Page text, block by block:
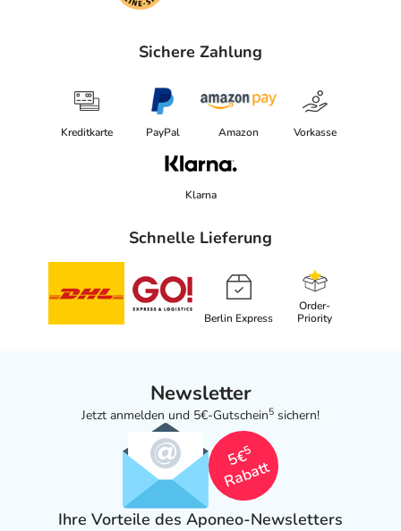
Sichere Zahlung
Kreditkarte PayPal Amazon Vorkasse
Klarna
Schnelle Lieferung
Berlin Express
Order-
Priority
Newsletter
Jetzt anmelden und 5€-Gutschein5 sichern!
5€
5
Rabatt
Ihre Vorteile des Aponeo-Newsletters